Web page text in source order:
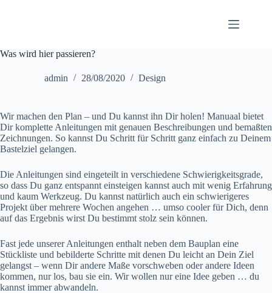
Was wird hier passieren?
admin 28/08/2020 Design
Wir machen den Plan – und Du kannst ihn Dir holen! Manuaal bietet
Dir komplette Anleitungen mit genauen Beschreibungen und bemaßten
Zeichnungen. So kannst Du Schritt für Schritt ganz einfach zu Deinem
Bastelziel gelangen.
Die Anleitungen sind eingeteilt in verschiedene Schwierigkeitsgrade,
so dass Du ganz entspannt einsteigen kannst auch mit wenig Erfahrung
und kaum Werkzeug. Du kannst natürlich auch ein schwierigeres
Projekt über mehrere Wochen angehen … umso cooler für Dich, denn
auf das Ergebnis wirst Du bestimmt stolz sein können.
Fast jede unserer Anleitungen enthalt neben dem Bauplan eine
Stückliste und bebilderte Schritte mit denen Du leicht an Dein Ziel
gelangst – wenn Dir andere Maße vorschweben oder andere Ideen
kommen, nur los, bau sie ein. Wir wollen nur eine Idee geben … du
kannst immer abwandeln.